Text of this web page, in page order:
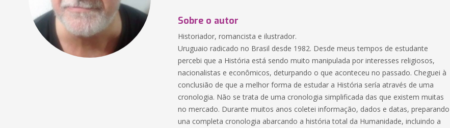
Sobre o autor
Historiador, romancista e ilustrador.
Uruguaio radicado no Brasil desde 1982. Desde meus tempos de estudante
percebi que a História está sendo muito manipulada por interesses religiosos,
nacionalistas e econômicos, deturpando o que aconteceu no passado. Cheguei à
conclusião de que a melhor forma de estudar a História sería através de uma
cronologia. Não se trata de uma cronologia simplificada das que existem muitas
no mercado. Durante muitos anos coletei informação, dados e datas, preparando
una completa cronologia abarcando a história total da Humanidade, incluindo a